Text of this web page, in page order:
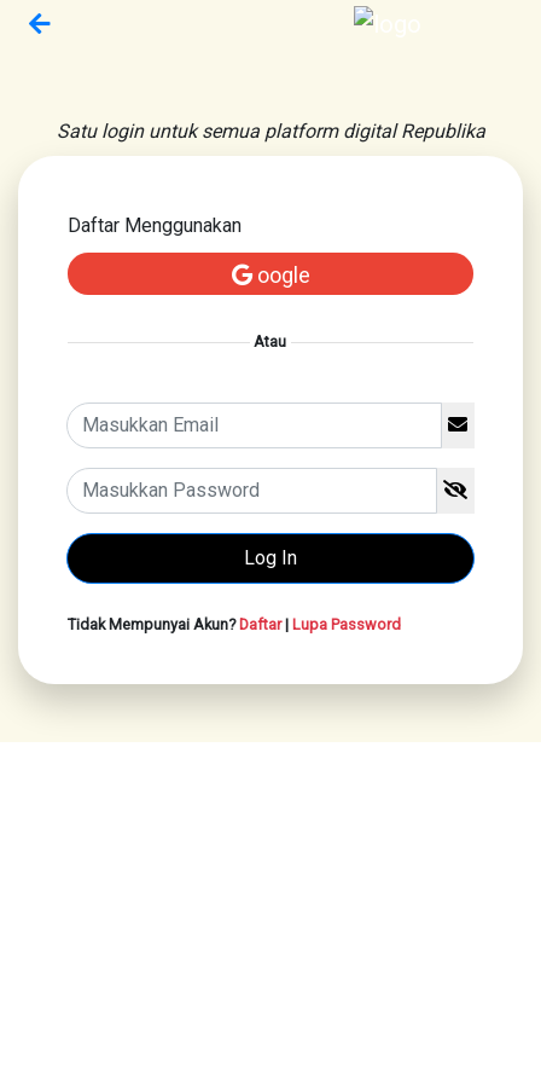
Satu login untuk semua platform digital Republika
Daftar Menggunakan
oogle
Atau
Tidak Mempunyai Akun?Daftar| Lupa Password